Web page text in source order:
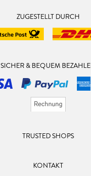
ZUGESTELLT DURCH
SICHER & BEQUEM
TRUSTED SHOPS
KONTAKT